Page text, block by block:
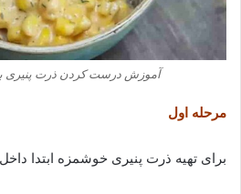
آموزش درست کردن ذرت پنیری
مرحله اول
برای تهیه ذرت پنیری خوشمزه ابتدا